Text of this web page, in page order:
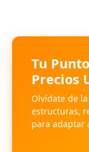
Tu
Precios
Olvídate de
estructuras,
para adaptar